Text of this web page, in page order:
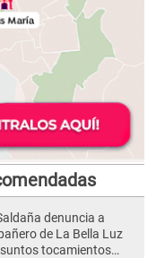
denuncia a
de La Bella Luz
tocamientos